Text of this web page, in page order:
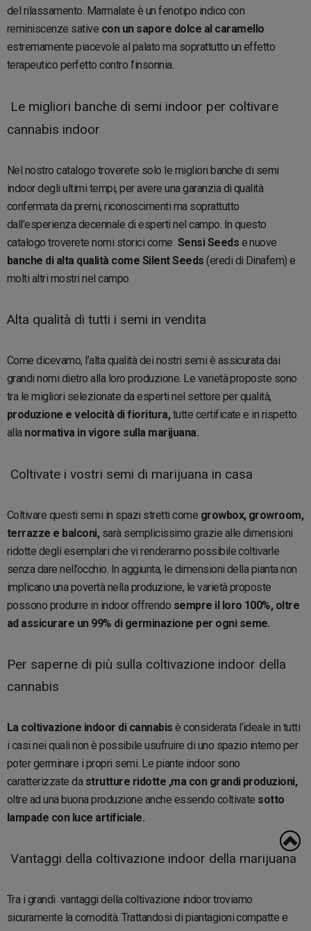
del rilassamento. Marmalate è un fenotipo indico con
reminiscenze sative con un sapore dolce al caramello
estremamente piacevole al palato ma soprattutto un effetto
terapeutico perfetto contro l’insonnia.
Le migliori banche di semi indoor per coltivare
cannabis indoor
Nel nostro catalogo troverete solo le migliori banche di semi
indoor degli ultimi tempi, per avere una garanzia di qualità
confermata da premi, riconoscimenti ma soprattutto
dall'esperienza decennale di esperti nel campo. In questo
catalogo troverete nomi storici come Sensi Seeds e nuove
banche di alta qualità come Silent Seeds (eredi di Dinafem) e
molti altri mostri nel campo.
Alta qualità di tutti i semi in vendita
Come dicevamo, l’alta qualità dei nostri semi è assicurata dai
grandi nomi dietro alla loro produzione. Le varietà proposte sono
tra le migliori selezionate da esperti nel settore per qualità,
produzione e velocità di fioritura,tutte certificate e in rispetto
alla normativa in vigore sulla marijuana.
Coltivate i vostri semi di marijuana in casa
Coltivare questi semi in spazi stretti come growbox, growroom,
terrazze e balconi,sarà semplicissimo grazie alle dimensioni
ridotte degli esemplari che vi renderanno possibile coltivarle
senza dare nell’occhio. In aggiunta, le dimensioni della pianta non
implicano una povertà nella produzione, le varietà proposte
possono produrre in indoor offrendo sempre il loro 100%, oltre
ad assicurare un 99% di germinazione per ogni seme.
Per saperne di più sulla coltivazione indoor della
cannabis
La coltivazione indoor di cannabis è considerata l’ideale in tutti
i casi nei quali non è possibile usufruire di uno spazio interno per
poter germinare i propri semi. Le piante indoor sono
caratterizzate da strutture ridotte ,ma con grandi produzioni,
oltre ad una buona produzione anche essendo coltivate sotto
lampade con luce artificiale.
Vantaggi della coltivazione indoor della marijuana
Tra i grandi vantaggi della coltivazione indoor troviamo
sicuramente la comodità. Trattandosi di piantagioni compatte e